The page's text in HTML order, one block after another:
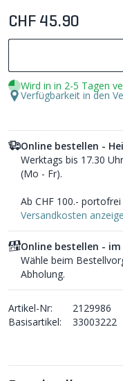
CHF 45.90
Wird in in 2-5 Tagen
Verfügbarkeit in den
Online bestellen -
Werktags bis 17.30
(Mo - Fr).
Ab CHF 100.-
Versandkosten
Online bestellen -
Wähle beim
Abholung.
Artikel-Nr:
2129986
Basisartikel:
33003222